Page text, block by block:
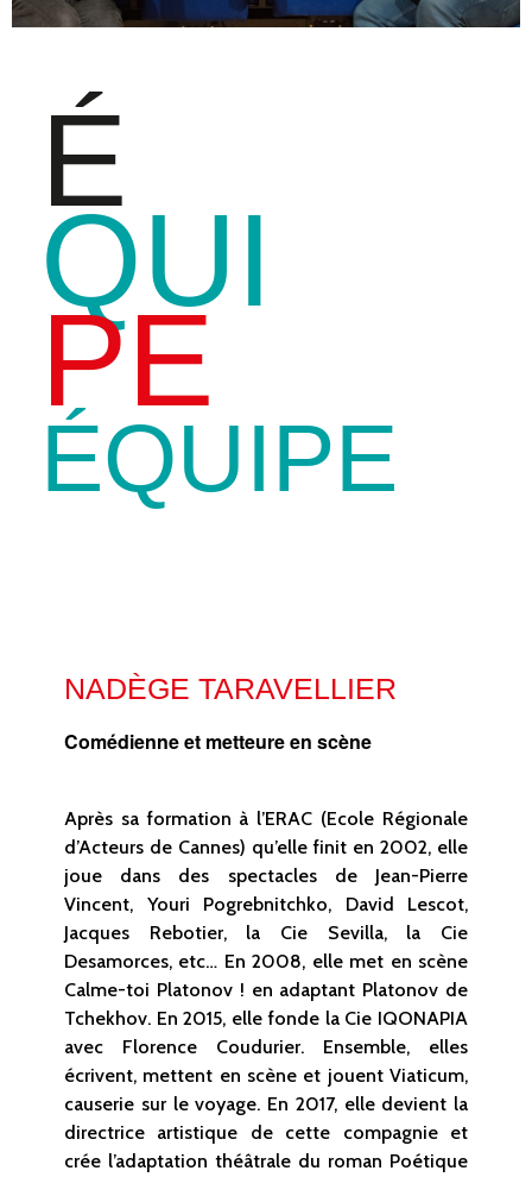
É
QUI
PE
ÉQUIPE
NADÈGE TARAVELLIER
Comédienne et metteure en scène
Après sa formation à l’ERAC (Ecole Régionale
d’Acteurs de Cannes) qu’elle finit en 2002, elle
joue dans des spectacles de Jean-Pierre
Vincent, Youri Pogrebnitchko, David Lescot,
Jacques Rebotier, la Cie Sevilla, la Cie
Desamorces, etc… En 2008, elle met en scène
Calme-toi Platonov ! en adaptant Platonov de
Tchekhov. En 2015, elle fonde la Cie IQONAPIA
avec Florence Coudurier. Ensemble, elles
écrivent, mettent en scène et jouent Viaticum,
causerie sur le voyage. En 2017, elle devient la
directrice artistique de cette compagnie et
crée l’adaptation théâtrale du roman Poétique